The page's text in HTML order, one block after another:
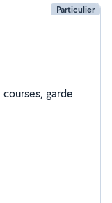
Particulier
garde